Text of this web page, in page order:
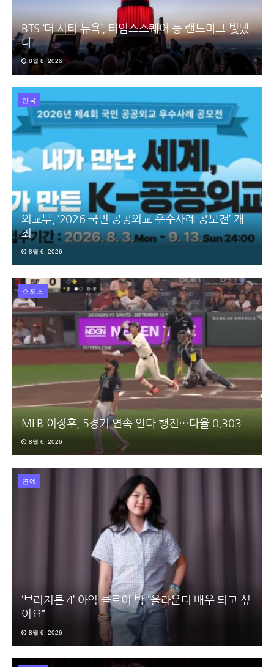
BTS ‘더 시티 뉴욕’, 타임스스퀘어 등 랜드마크 빛냈
다
8월 8, 2026
한국
외교부, ‘2026 국민 공공외교 우수사례 공모전’ 개
최
8월 6, 2026
스포츠
MLB 이정후, 5경기 연속 안타 행진…타율 0.303
8월 6, 2026
연예
‘브리저튼 4’ 아역 클로이 박 “올라운더 배우 되고 싶
어요”
8월 6, 2026